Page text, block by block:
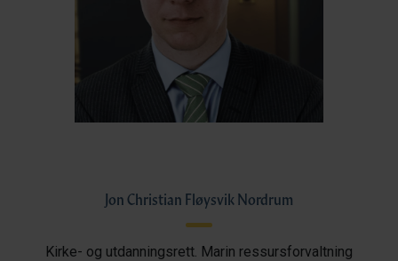
Jon Christian Fløysvik Nordrum
Kirke- og utdanningsrett. Marin ressursforvaltning